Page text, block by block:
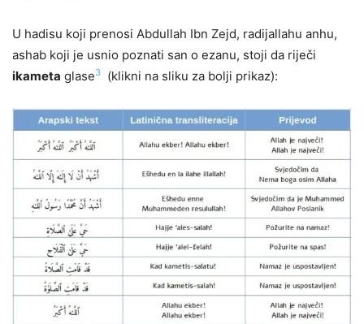
U hadisu koji prenosi Abdullah Ibn Zejd, radijallahu anhu,
ashab koji je usnio poznati san o ezanu, stoji da riječi
ikameta glase3 (klikni na sliku za bolji prikaz):